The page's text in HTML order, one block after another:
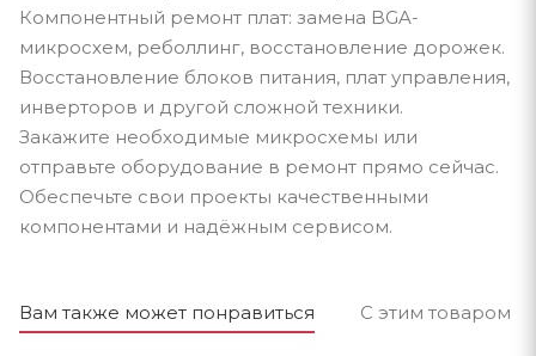
Компонентный ремонт плат: замена BGA-
микросхем, реболлинг, восстановление дорожек.
Восстановление блоков питания, плат управления,
инверторов и другой сложной техники.
Закажите необходимые микросхемы или
отправьте оборудование в ремонт прямо сейчас.
Обеспечьте свои проекты качественными
компонентами и надёжным сервисом.
Вам также может понравиться С этим товаром